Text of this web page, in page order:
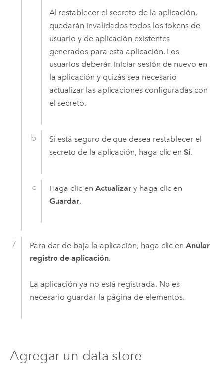
Al restablecer el secreto de la aplicación,
quedarán invalidados todos los tokens de
usuario y de aplicación existentes
generados para esta aplicación. Los
usuarios deberán iniciar sesión de nuevo en
la aplicación y quizás sea necesario
actualizar las aplicaciones configuradas con
el secreto.
Si está seguro de que desea restablecer el
secreto de la aplicación, haga clic enSí.
Haga clic enActualizar y haga clic en
Guardar.
Para dar de baja la aplicación, haga clic en Anular
registro de aplicación.
La aplicación ya no está registrada. No es
necesario guardar la página de elementos.
Agregar un data store